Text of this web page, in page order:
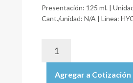
Presentación: 125 ml. |
Cant./unidad: N/A | Línea:
BATOFENANTROLINA
Agregar a Cotización